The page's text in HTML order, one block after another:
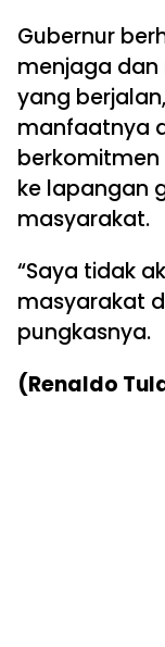
Gubernur
menjaga
yang
manfaatnya
berkomitmen
ke lapangan
masyarakat.
“Saya tidak
masyarakat
pungkasnya.
(Renaldo